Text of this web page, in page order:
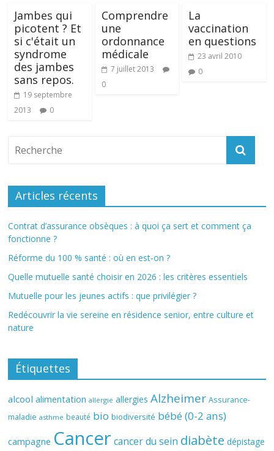
Jambes qui
picotent ? Et
si c'était un
syndrome
des jambes
sans repos.
19 septembre
2013
0
Comprendre
une
ordonnance
médicale
7 juillet 2013
0
La
vaccination
en questions
23 avril 2010
0
Articles récents
Contrat d’assurance obsèques : à quoi ça sert et comment ça
fonctionne ?
Réforme du 100 % santé : où en est-on ?
Quelle mutuelle santé choisir en 2026 : les critères essentiels
Mutuelle pour les jeunes actifs : que privilégier ?
Redécouvrir la vie sereine en résidence senior, entre culture et
nature
Étiquettes
alcool alimentation allergie allergies Alzheimer Assurance-
maladie asthme beauté bio biodiversité bébé (0-2 ans)
campagne Cancer cancer du sein diabète dépistage